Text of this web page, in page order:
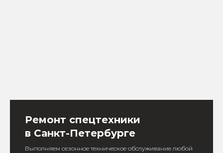
Ремонт спецтехники
в Санкт-Петербурге
Выполняем сезонное техническое обслуживание любой